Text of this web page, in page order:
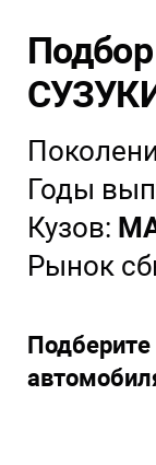
Годы
Кузов:
Рынок